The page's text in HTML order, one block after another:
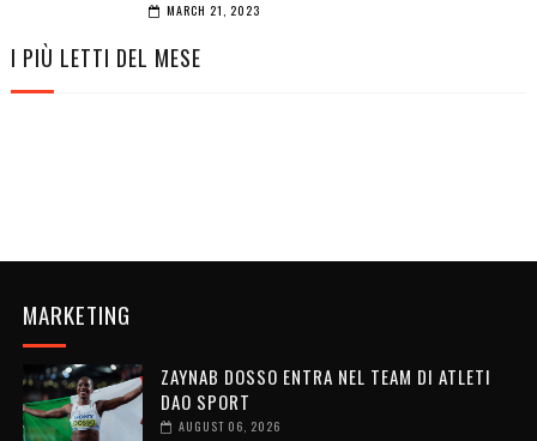
MARCH 21, 2023
I PIÙ LETTI DEL MESE
MARKETING
ZAYNAB DOSSO ENTRA NEL TEAM DI ATLETI
DAO SPORT
AUGUST 06, 2026